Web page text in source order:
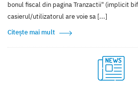
bonul fiscal din pagina Tranzactii" (implicit
casierul/utilizatorul are voie sa [...]
Citește mai mult